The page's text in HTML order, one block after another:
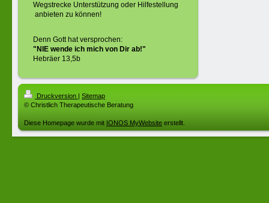
Wegstrecke Unterstützung oder Hilfestellung
anbieten zu können!
Denn Gott hat versprochen:
"NIE wende ich mich von Dir ab!"
Hebräer 13,5b
Druckversion | Sitemap
© Christlich Therapeutische Beratung
Diese Homepage wurde mit IONOS MyWebsite erstellt.